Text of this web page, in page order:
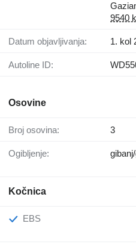
9540
Datum objavljivanja: 1. kol
Autoline ID:
Osovine
Broj osovina: 3
Ogibljenje:
Kočnica
EBS